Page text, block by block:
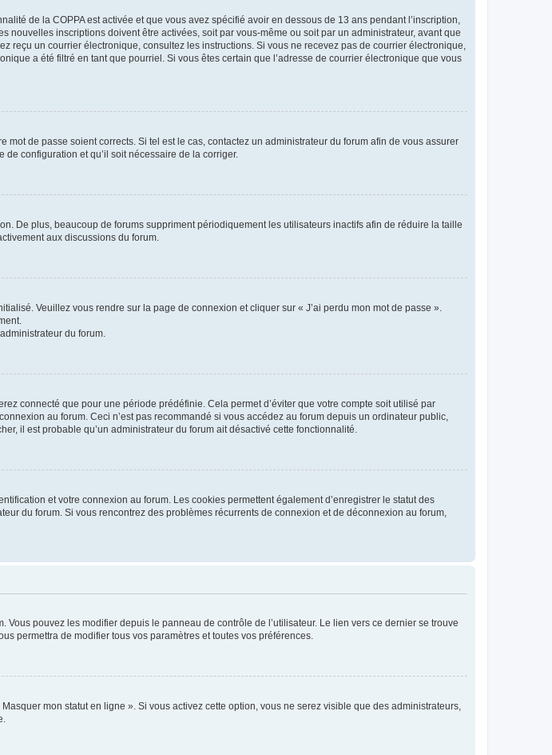
de la COPPA est activée et que vous avez spécifié avoir en dessous de 13 ans pendant l’inscription,
inscriptions doivent être activées, soit par vous-même ou soit par un administrateur, avant que
un courrier électronique, consultez les instructions. Si vous ne recevez pas de courrier électronique,
a été filtré en tant que pourriel. Si vous êtes certain que l’adresse de courrier électronique que vous
de passe soient corrects. Si tel est le cas, contactez un administrateur du forum afin de vous assurer
configuration et qu’il soit nécessaire de la corriger.
De plus, beaucoup de forums suppriment périodiquement les utilisateurs inactifs afin de réduire la taille
aux discussions du forum.
Veuillez vous rendre sur la page de connexion et cliquer sur « J’ai perdu mon mot de passe ».
du forum.
connecté que pour une période prédéfinie. Cela permet d’éviter que votre compte soit utilisé par
au forum. Ceci n’est pas recommandé si vous accédez au forum depuis un ordinateur public,
il est probable qu’un administrateur du forum ait désactivé cette fonctionnalité.
et votre connexion au forum. Les cookies permettent également d’enregistrer le statut des
du forum. Si vous rencontrez des problèmes récurrents de connexion et de déconnexion au forum,
pouvez les modifier depuis le panneau de contrôle de l’utilisateur. Le lien vers ce dernier se trouve
permettra de modifier tous vos paramètres et toutes vos préférences.
mon statut en ligne ». Si vous activez cette option, vous ne serez visible que des administrateurs,